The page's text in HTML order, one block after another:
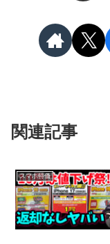
関連記事
スマホ特価